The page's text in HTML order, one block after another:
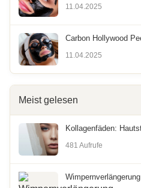
11.04.2025
Carbon Hollywood
11.04.2025
Meist gelesen
Kollagenfäden:
481 Aufrufe